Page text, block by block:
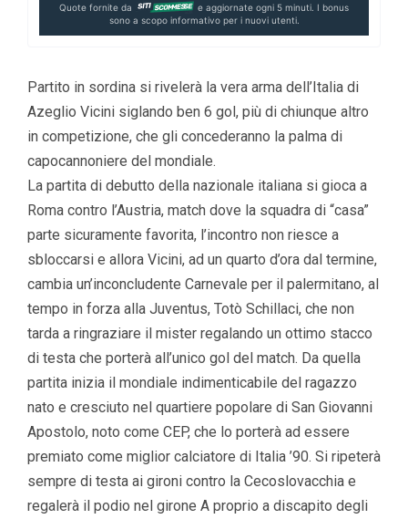
Quote fornite da
e aggiornate ogni 5 minuti. I bonus
sono a scopo informativo per i nuovi utenti.
Partito in sordina si rivelerà la vera arma dell’Italia di
Azeglio Vicini siglando ben 6 gol, più di chiunque altro
in competizione, che gli concederanno la palma di
capocannoniere del mondiale.
La partita di debutto della nazionale italiana si gioca a
Roma contro l’Austria, match dove la squadra di “casa”
parte sicuramente favorita, l’incontro non riesce a
sbloccarsi e allora Vicini, ad un quarto d’ora dal termine,
cambia un’inconcludente Carnevale per il palermitano, al
tempo in forza alla Juventus, Totò Schillaci, che non
tarda a ringraziare il mister regalando un ottimo stacco
di testa che porterà all’unico gol del match. Da quella
partita inizia il mondiale indimenticabile del ragazzo
nato e cresciuto nel quartiere popolare di San Giovanni
Apostolo, noto come CEP, che lo porterà ad essere
premiato come miglior calciatore di Italia ’90. Si ripeterà
sempre di testa ai gironi contro la Cecoslovacchia e
regalerà il podio nel girone A proprio a discapito degli